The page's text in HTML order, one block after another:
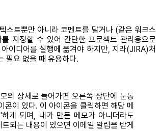
스트뿐만 아니라 코멘트를 달거나 (같은 워크스
지정할 수 있어 간단한 프로젝트 관리용으로
이디어를 실행에 옮겨야 하지만, 지라(JIRA)처
필요 없을 때 유용하다.
의 상세로 들어가면 오른쪽 상단에 눈동
콘이 있다. 이 아이콘을 클릭하면 해당 메
게 되며, 내가 만든 메모가 아니더라도
트되는 내용이 있으면 이메일 알림을 받게